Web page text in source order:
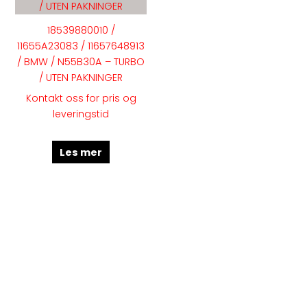
18539880010 /
11655A23083 / 11657648913
/ BMW / N55B30A – TURBO
/ UTEN PAKNINGER
Kontakt oss for pris og
leveringstid
Les mer